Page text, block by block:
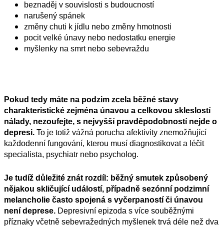
beznaděj v souvislosti s budoucností
narušený spánek
změny chuti k jídlu nebo změny hmotnosti
pocit velké únavy nebo nedostatku energie
myšlenky na smrt nebo sebevraždu
Pokud tedy máte na podzim zcela běžné stavy
charakteristické zejména únavou a celkovou skleslostí
nálady, nezoufejte, s nejvyšší pravděpodobností nejde o
depresi. To je totiž vážná porucha afektivity znemožňující
každodenní fungování, kterou musí diagnostikovat a léčit
specialista, psychiatr nebo psycholog.
Je tudíž důležité znát rozdíl: běžný smutek způsobený
nějakou skličující událostí, případně sezónní podzimní
melancholie často spojená s vyčerpaností či únavou
není deprese. Depresivní epizoda s více souběžnými
příznaky včetně sebevražedných myšlenek trvá déle než dva